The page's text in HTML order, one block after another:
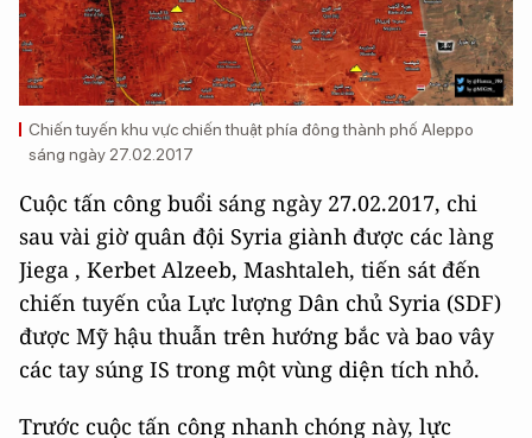
Chiến tuyến khu vực chiến thuật phía đông thành phố Aleppo
sáng ngày 27.02.2017
Cuộc tấn công buổi sáng ngày 27.02.2017, chi
sau vài giờ quân đội Syria giành được các làng
Jiega , Kerbet Alzeeb, Mashtaleh, tiến sát đến
chiến tuyến của Lực lượng Dân chủ Syria (SDF)
được Mỹ hậu thuẫn trên hướng bắc và bao vây
các tay súng IS trong một vùng diện tích nhỏ.
Trước cuộc tấn công nhanh chóng này, lực